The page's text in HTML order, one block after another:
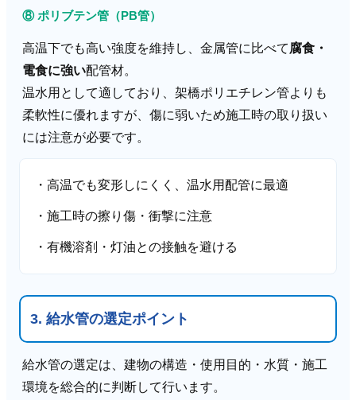
⑧ ポリブテン管（PB管）
高温下でも高い強度を維持し、金属管に比べて腐食・
電食に強い配管材。
温水用として適しており、架橋ポリエチレン管よりも
柔軟性に優れますが、傷に弱いため施工時の取り扱い
には注意が必要です。
・高温でも変形しにくく、温水用配管に最適
・施工時の擦り傷・衝撃に注意
・有機溶剤・灯油との接触を避ける
3. 給水管の選定ポイント
給水管の選定は、建物の構造・使用目的・水質・施工
環境を総合的に判断して行います。